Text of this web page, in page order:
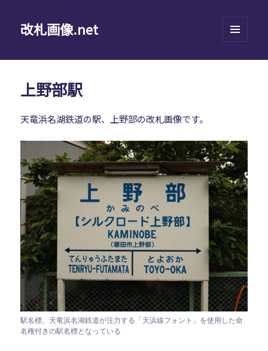
改札画像.net
ーとウ
上野部駅
天竜浜名湖鉄道の駅、上野部の改札画像です。
駅名標、天竜浜名湖鉄道が注力する「天浜線フォント」を使用した命
名権付きの駅名標となっている